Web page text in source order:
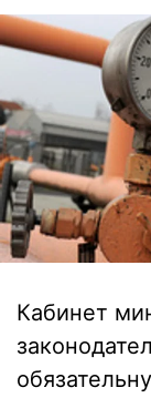
Кабинет